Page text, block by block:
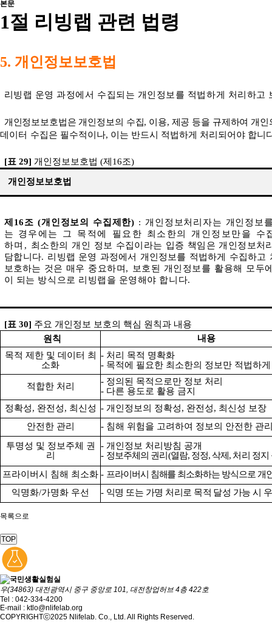
본문
1절 리빙랩 관련 법령
5. 개인정보보호법
리빙랩 운영 과정에서 수집되는 개인정보를 적법하게 처리하고
개인정보보호법은 개인정보의 수집, 이용, 제공 등을 규제하여 개인
데이터 수집은 필수적이나, 이는 반드시 적법하게 처리되어야 합니
[표 29] 개인정보보호법 (제 16조)
개인정보보호법
제 16조(개인정보의 수집제한) : 개인정보처리자는 개인정보
는 경우에는 그 목적에 필요한 최소한의 개인정보만을 수
하며 , 최소한의 개인 정보 수집이라는 입증 책임은 개인정보처
담합니다. 리빙랩 운영 과정에서 개인정보를 적법하게 수집하고
보호하는 것은 매우 중요하며 ,
보호된 개인정보를 활용해 모두
이 되는 방식으로 리빙랩을 운영해야 합니다.
[표 30] 주요 개인정보 보호의 핵심 원칙과 내용
원칙
내용
목적 제한 및 데이터 최
소화
- 처리 목적 명확화
- 목적에 필요한 최소한의 정보만 적법하
적합한 처리 - 정의된 목적으로만 정보 처리
- 다른 용도로 활용 금지
정확성, 완전성, 최신성 - 개인정보의 정확성, 완전성, 최신성 보장
안전한 관리
- 침해 위험을 고려하여 정보의 안전한 관
투명성 및 정보주체 권
리
- 개인정보 처리방침 공개
- 정보주체의 권리 (열람, 정정,삭제 , 처리 정지
프라이버시 침해 최소화 - 프라이버시 침해를 최소화하는 방식으로 개
익명화/가명화 우선 - 익명 또는 가명 처리로 목적 달성 가능 시
목록으로
TOP
우(34863) 대전광역시 중구 중앙로 101, 대전창업허브 4층 422호
Tel : 042-334-4200
E-mail : ktlo@nlifelab.org
COPYRIGHTⓒ2025 Nlifelab. Co., Ltd. All Rights Reserved.